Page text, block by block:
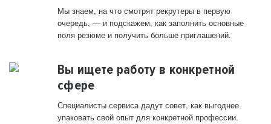
Мы знаем, на что смотрят рекрутеры в первую
очередь, — и подскажем, как заполнить основные
поля резюме и получить больше приглашений.
Вы ищете работу в конкретной
сфере
Специалисты сервиса дадут совет, как выгоднее
упаковать свой опыт для конкретной профессии.